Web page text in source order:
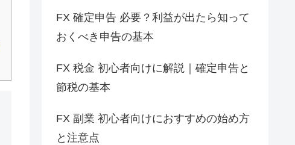
FX 確定申告 必要？利益が出たら知って
おくべき申告の基本
FX 税金 初心者向けに解説｜確定申告と
節税の基本
FX 副業 初心者向けにおすすめの始め方
と注意点